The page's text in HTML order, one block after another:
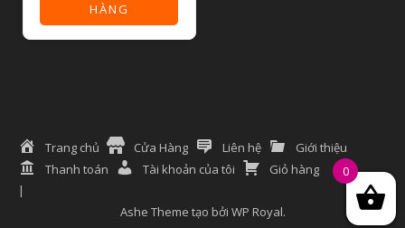
HÀNG
Trang chủ Cửa Hàng Liên hệ
Giới thiệu
Thanh toán
Tài khoản của tôi Giỏ hàng
Ashe Theme tạo bởi WP Royal.
0